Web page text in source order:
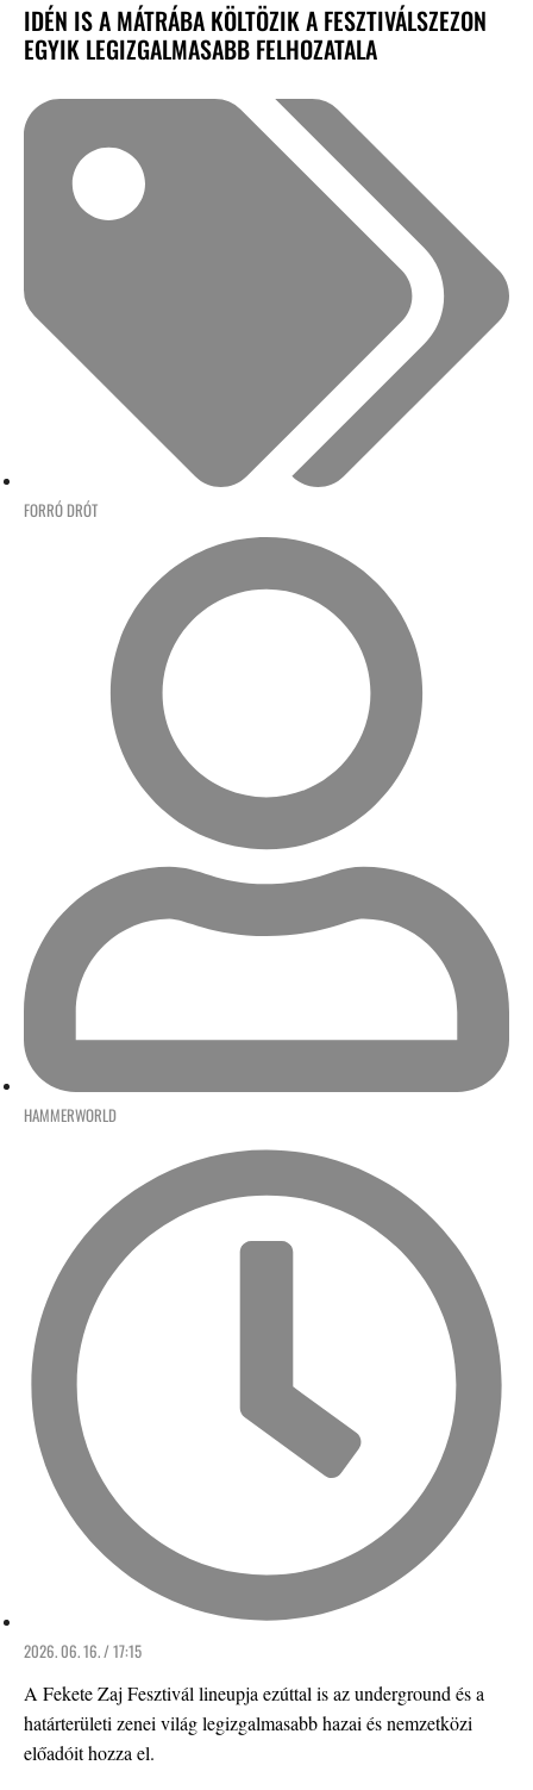
IDÉN IS A MÁTRÁBA KÖLTÖZIK A FESZTIVÁLSZEZON
EGYIK LEGIZGALMASABB FELHOZATALA
FORRÓ DRÓT
HAMMERWORLD
2026. 06. 16. / 17:15
A Fekete Zaj Fesztivál lineupja ezúttal is az underground és a
határterületi zenei világ legizgalmasabb hazai és nemzetközi
előadóit hozza el.